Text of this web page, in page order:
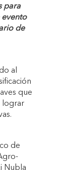
para
evento
de
al
que
lograr
de
Nubla